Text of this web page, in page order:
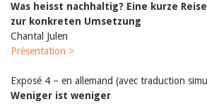
Was heisst nachhaltig? Eine kurze
zur konkreten Umsetzung
Chantal Julen
Présentation >
Exposé 4 – en allemand (avec traduction
Weniger ist weniger